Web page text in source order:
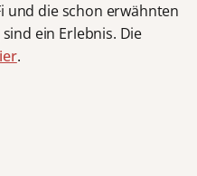
und die schon erwähnten
ein Erlebnis. Die
.